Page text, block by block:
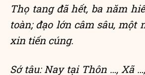
Thọ tang đã hết, ba năm
toàn; đạo lớn câm sâu, một
xin tiến cúng.
Sớ tâu: Nay tại Thôn …, Xã